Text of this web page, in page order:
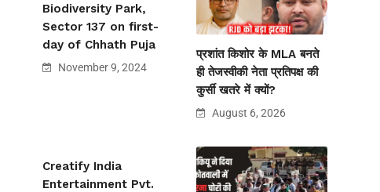
Biodiversity Park,
Sector 137 on first-
day of Chhath Puja
November 9, 2024
प्रशांत किशोर के MLA बनते
ही तेजस्वीकी नेता प्रतिपक्ष की
कुर्सी खतरे में क्यों?
August 6, 2026
Creatify India
Entertainment Pvt.